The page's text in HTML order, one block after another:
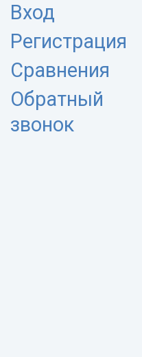
Вход
Регистрация
Сравнения
Обратный
звонок